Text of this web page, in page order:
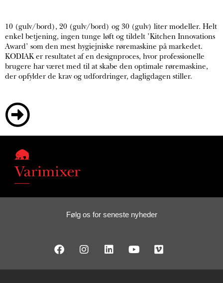
10 (gulv/bord), 20 (gulv/bord) og 30 (gulv) liter modeller. Helt
enkel betjening, ingen tunge løft og tildelt ’Kitchen Innovations
Award’ som den mest hygiejniske røremaskine på markedet.
KODIAK er resultatet af en designproces, hvor professionelle
brugere har været med til at skabe den optimale røremaskine,
der opfylder de krav og udfordringer, dagligdagen stiller.
Følg os for seneste nyheder